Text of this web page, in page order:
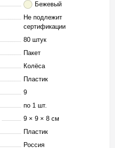
Бежевый
Не подлежит
сертификации
80 штук
Пакет
Колёса
Пластик
9
по 1 шт.
9 × 9 × 8 см
Пластик
Россия